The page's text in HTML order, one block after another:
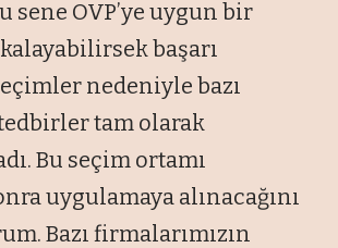
sene OVP’ye uygun bir
başarı
nedeniyle bazı
tam olarak
Bu seçim ortamı
uygulamaya alınacağını
Bazı firmalarımızın